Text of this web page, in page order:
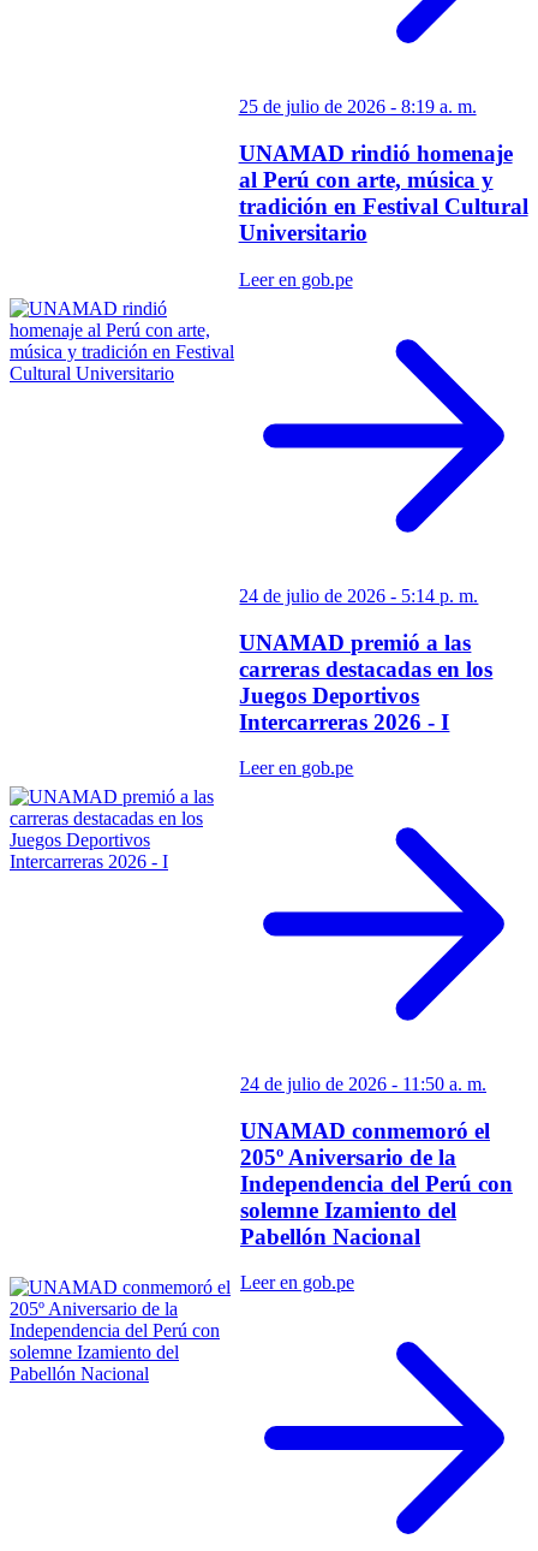
25 de julio de 2026 - 8:19 a. m.
UNAMAD rindió homenaje
al Perú con arte, música y
tradición en Festival Cultural
Universitario
Leer en gob.pe
24 de julio de 2026 - 5:14 p. m.
UNAMAD premió a las
carreras destacadas en los
Juegos Deportivos
Intercarreras 2026 - I
Leer en gob.pe
24 de julio de 2026 - 11:50 a. m.
UNAMAD conmemoró el
205º Aniversario de la
Independencia del Perú con
solemne Izamiento del
Pabellón Nacional
Leer en gob.pe